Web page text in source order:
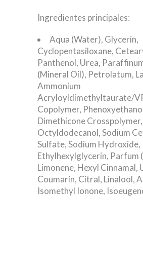
Ingredientes principales:
Aqua (Water), Glycerin,
Cyclopentasiloxane,
Panthenol, Urea,
(Mineral Oil), Petrolatum,
Ammonium
Acryloyldimethyltaurate/
Copolymer,
Dimethicone Crosspolymer,
Octyldodecanol, Sodium
Sulfate, Sodium Hydroxide,
Ethylhexylglycerin, Parfum
Limonene, Hexyl Cinnamal,
Coumarin, Citral, Linalool,
Isomethyl Ionone,